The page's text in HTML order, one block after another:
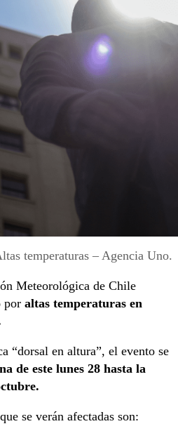
temperaturas – Agencia Uno.
Meteorológica de Chile
por altas temperaturas en
“dorsal en altura”, el evento se
de este lunes 28 hasta la
se verán afectadas son: